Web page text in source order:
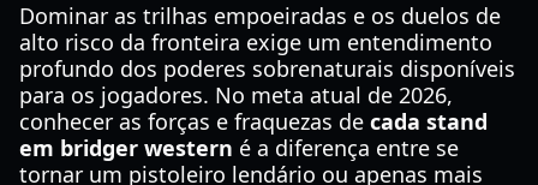
Dominar as trilhas empoeiradas e os duelos de
alto risco da fronteira exige um entendimento
profundo dos poderes sobrenaturais disponíveis
para os jogadores. No meta atual de 2026,
conhecer as forças e fraquezas de cada stand
em bridger western é a diferença entre se
tornar um pistoleiro lendário ou apenas mais